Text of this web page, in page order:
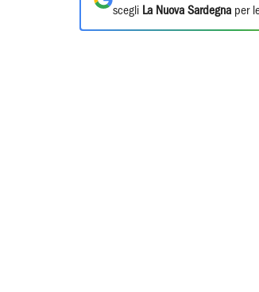
scegli La Nuova Sardegna per